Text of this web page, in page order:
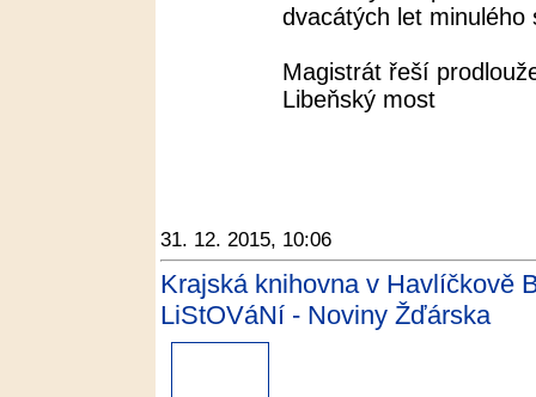
dvacátých let
Magistrát řeší
Libeňský most
31. 12. 2015, 10:06
Krajská knihovna v Havlíčkově
LiStOVáNí - Noviny Žďárska